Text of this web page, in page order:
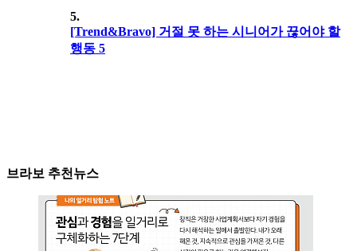
5.
[Trend&Bravo] 거절 못 하는 시니어가 끊어야 할
행동 5
브라보 추천뉴스